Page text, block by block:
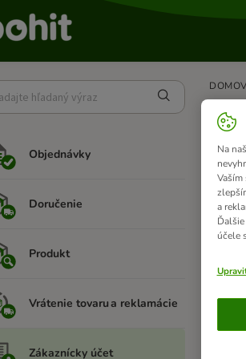
Objednávky
Doručenie
Produkt
Vrátenie tovaru a reklamácie
Zákaznícky účet
DOMOV
Na
a
účele